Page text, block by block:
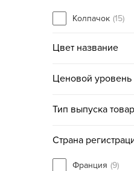
Колпачок (15)
Цвет название
Ценовой уровень
Тип выпуска
Страна
Франция (9)